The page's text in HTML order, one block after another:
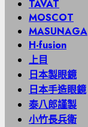
TAVAT
MOSCOT
MASUNAGA
H-fusion
上目
日本製眼鏡
日本手造眼鏡
泰八郎謹製
小竹長兵衛